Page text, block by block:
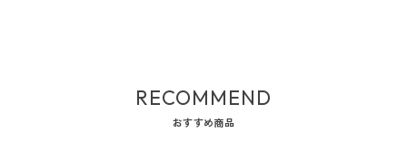
RECOMMEND
おすすめ商品